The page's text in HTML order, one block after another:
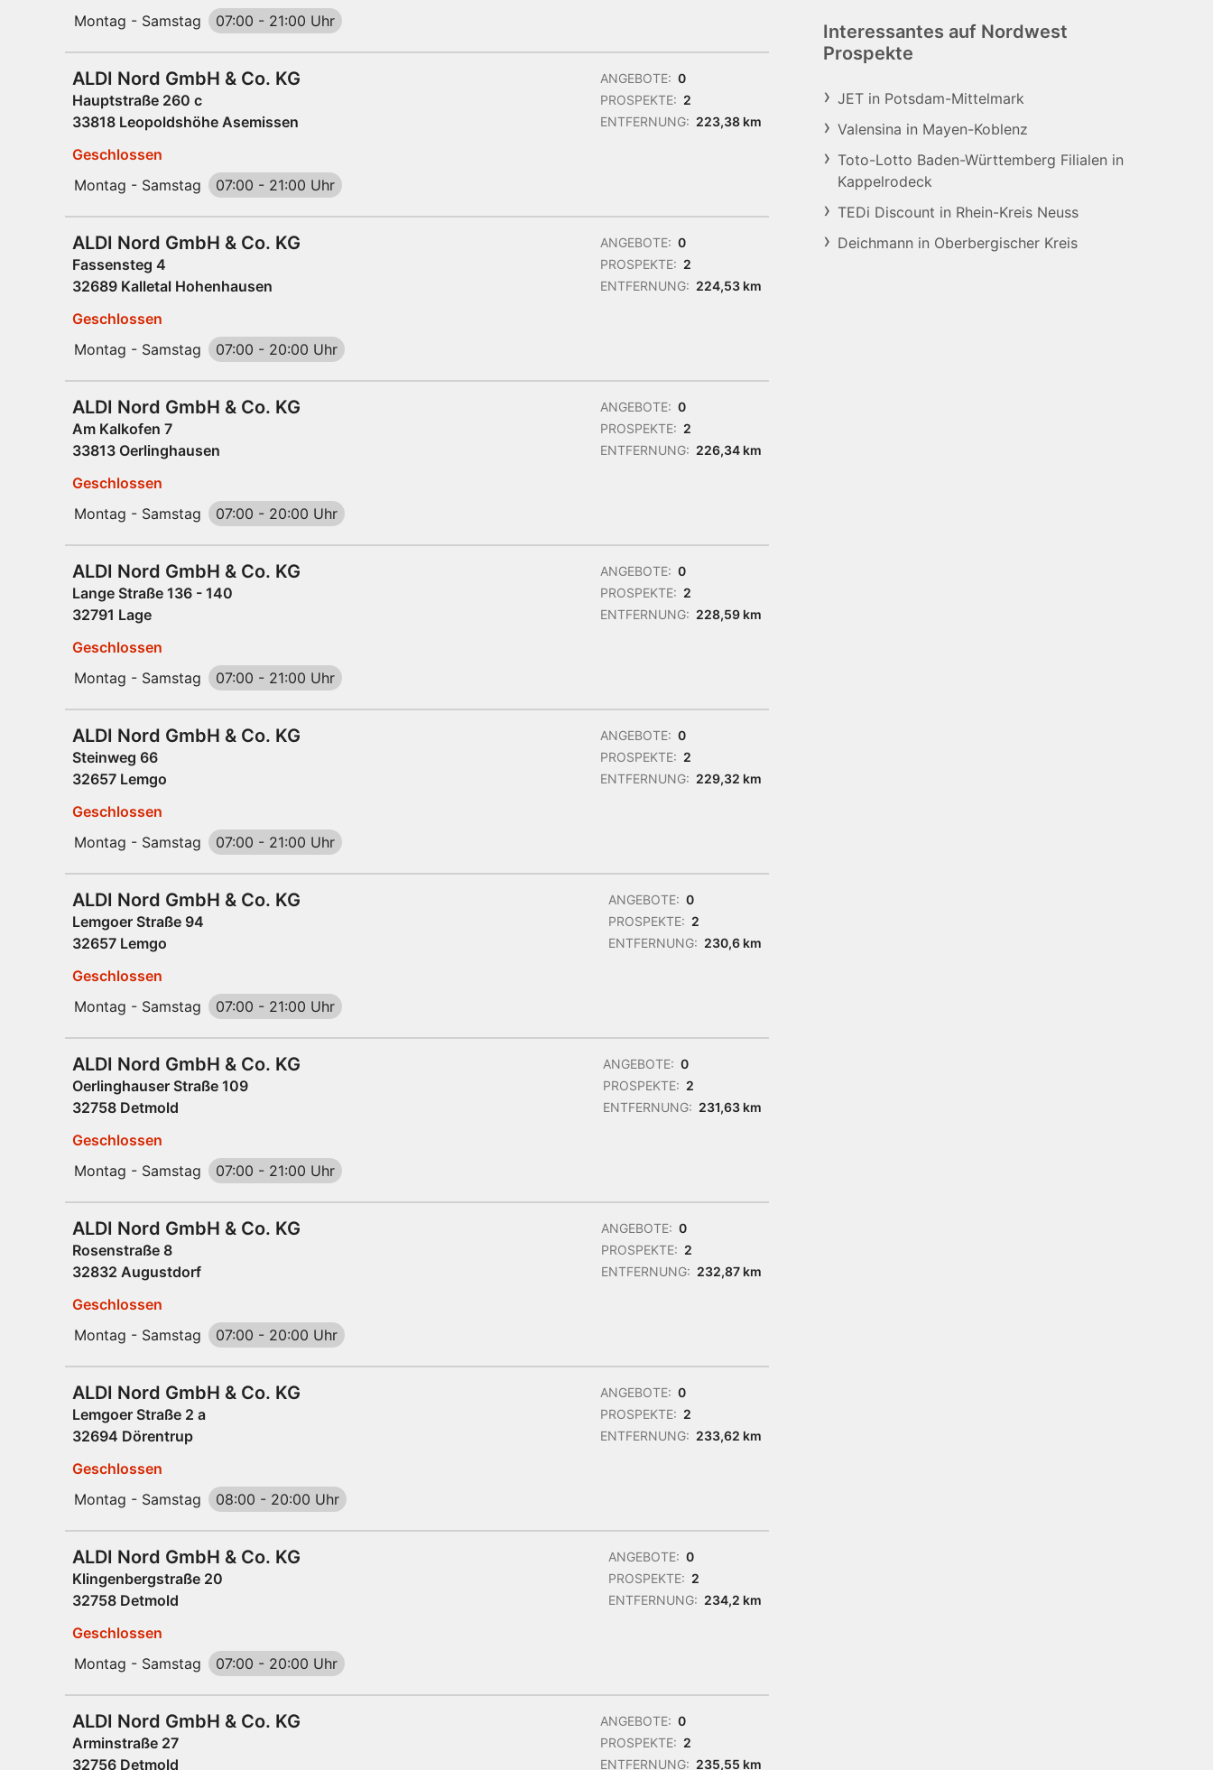
Montag - Samstag
07:00 - 21:00 Uhr
ALDI Nord GmbH & Co. KG
Hauptstraße 260 c
33818 Leopoldshöhe Asemissen
ANGEBOTE: 0
PROSPEKTE: 2
ENTFERNUNG: 223,38 km
Geschlossen
Montag - Samstag
07:00 - 21:00 Uhr
ALDI Nord GmbH & Co. KG
Fassensteg 4
32689 Kalletal Hohenhausen
ANGEBOTE: 0
PROSPEKTE: 2
ENTFERNUNG: 224,53 km
Geschlossen
Montag - Samstag
07:00 - 20:00 Uhr
ALDI Nord GmbH & Co. KG
Am Kalkofen 7
33813 Oerlinghausen
ANGEBOTE: 0
PROSPEKTE: 2
ENTFERNUNG: 226,34 km
Geschlossen
Montag - Samstag
07:00 - 20:00 Uhr
ALDI Nord GmbH & Co. KG
Lange Straße 136 - 140
32791 Lage
ANGEBOTE: 0
PROSPEKTE: 2
ENTFERNUNG: 228,59 km
Geschlossen
Montag - Samstag
07:00 - 21:00 Uhr
ALDI Nord GmbH & Co. KG
Steinweg 66
32657 Lemgo
ANGEBOTE: 0
PROSPEKTE: 2
ENTFERNUNG: 229,32 km
Geschlossen
Montag - Samstag
07:00 - 21:00 Uhr
ALDI Nord GmbH & Co. KG
Lemgoer Straße 94
32657 Lemgo
ANGEBOTE: 0
PROSPEKTE: 2
ENTFERNUNG: 230,6 km
Geschlossen
Montag - Samstag
07:00 - 21:00 Uhr
ALDI Nord GmbH & Co. KG
Oerlinghauser Straße 109
32758 Detmold
ANGEBOTE: 0
PROSPEKTE: 2
ENTFERNUNG: 231,63 km
Geschlossen
Montag - Samstag
07:00 - 21:00 Uhr
ALDI Nord GmbH & Co. KG
Rosenstraße 8
32832 Augustdorf
ANGEBOTE: 0
PROSPEKTE: 2
ENTFERNUNG: 232,87 km
Geschlossen
Montag - Samstag
07:00 - 20:00 Uhr
ALDI Nord GmbH & Co. KG
Lemgoer Straße 2 a
32694 Dörentrup
ANGEBOTE: 0
PROSPEKTE: 2
ENTFERNUNG: 233,62 km
Geschlossen
Montag - Samstag
08:00 - 20:00 Uhr
ALDI Nord GmbH & Co. KG
Klingenbergstraße 20
32758 Detmold
ANGEBOTE: 0
PROSPEKTE: 2
ENTFERNUNG: 234,2 km
Geschlossen
Montag - Samstag
07:00 - 20:00 Uhr
ALDI Nord GmbH & Co. KG
Arminstraße 27
32756 Detmold
ANGEBOTE: 0
PROSPEKTE: 2
ENTFERNUNG: 235,55 km
Interessantes auf Nordwest
Prospekte
JET in Potsdam-Mittelmark
Valensina in Mayen-Koblenz
Toto-Lotto Baden-Württemberg Filialen in
Kappelrodeck
TEDi Discount in Rhein-Kreis Neuss
Deichmann in Oberbergischer Kreis